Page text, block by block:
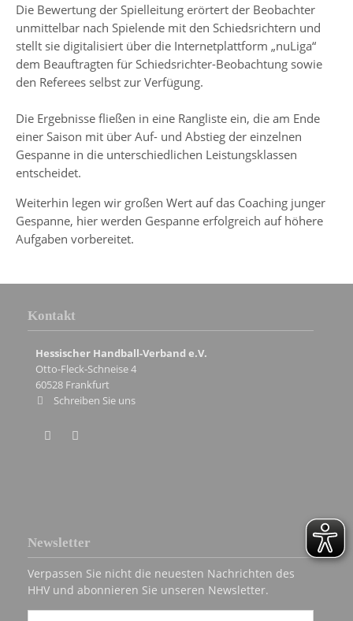
Die Bewertung der Spielleitung erörtert der Beobachter
unmittelbar nach Spielende mit den Schiedsrichtern und
stellt sie digitalisiert über die Internetplattform „nuLiga“
dem Beauftragten für Schiedsrichter-Beobachtung sowie
den Referees selbst zur Verfügung.
Die Ergebnisse fließen in eine Rangliste ein, die am Ende
einer Saison mit über Auf- und Abstieg der einzelnen
Gespanne in die unterschiedlichen Leistungsklassen
entscheidet.
Weiterhin legen wir großen Wert auf das Coaching junger
Gespanne, hier werden Gespanne erfolgreich auf höhere
Aufgaben vorbereitet.
Kontakt
Hessischer Handball-Verband e.V.
Otto-Fleck-Schneise 4
60528 Frankfurt
Schreiben Sie uns
Newsletter
Verpassen Sie nicht die neuesten Nachrichten des
HHV und abonnieren Sie unseren Newsletter.